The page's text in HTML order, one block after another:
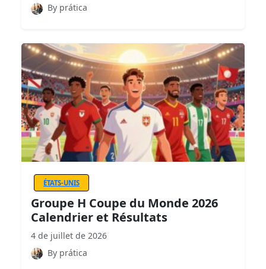
By prática
ÉTATS-UNIS
Groupe H Coupe du Monde 2026
Calendrier et Résultats
4 de juillet de 2026
By prática